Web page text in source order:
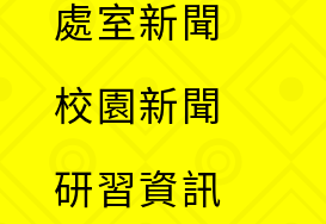
處室新聞
校園新聞
研習資訊